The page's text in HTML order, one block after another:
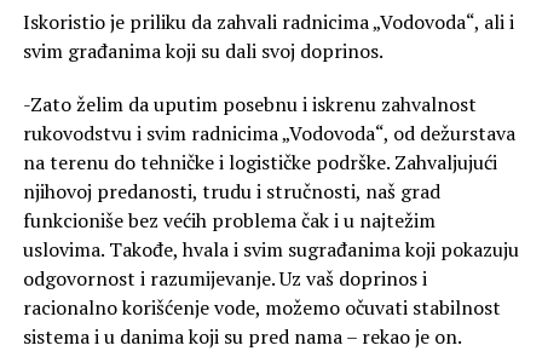
Iskoristio je priliku da zahvali radnicima „Vodovoda“, ali i
svim građanima koji su dali svoj doprinos.
-Zato želim da uputim posebnu i iskrenu zahvalnost
rukovodstvu i svim radnicima „Vodovoda“, od dežurstava
na terenu do tehničke i logističke podrške. Zahvaljujući
njihovoj predanosti, trudu i stručnosti, naš grad
funkcioniše bez većih problema čak i u najtežim
uslovima. Takođe, hvala i svim sugrađanima koji pokazuju
odgovornost i razumijevanje. Uz vaš doprinos i
racionalno korišćenje vode, možemo očuvati stabilnost
sistema i u danima koji su pred nama – rekao je on.